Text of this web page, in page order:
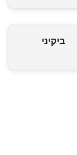
ביקיני